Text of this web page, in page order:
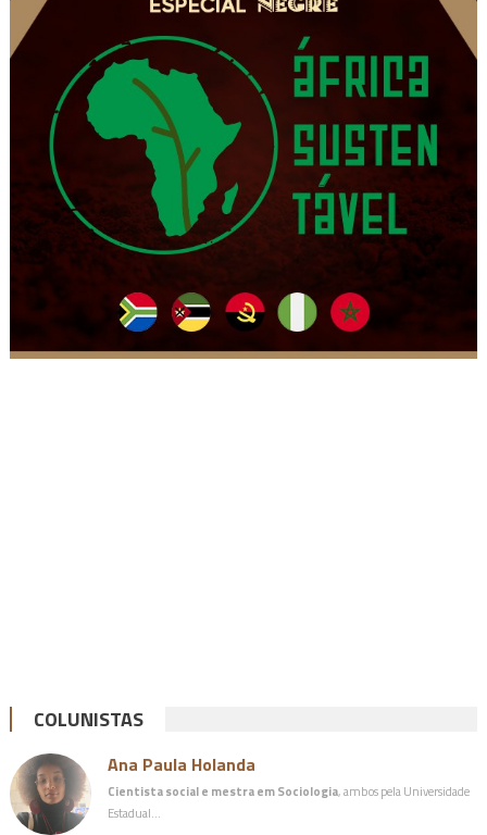
COLUNISTAS
Ana Paula Holanda
Cientista social e mestra em Sociologia, ambos pela Universidade
Estadual…